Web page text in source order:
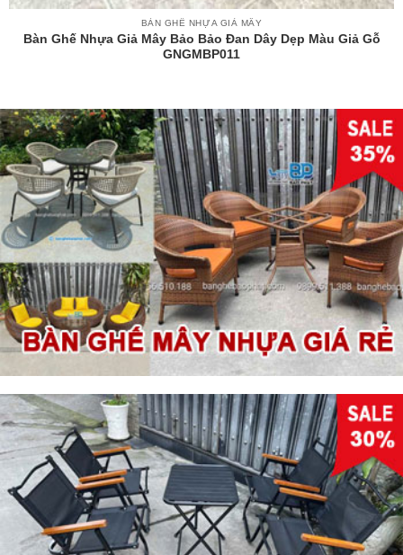
BÀN GHẾ NHỰA GIẢ MÂY
Bàn Ghế Nhựa Giả Mây Bảo Bảo Đan Dây Dẹp Màu Giả Gỗ
GNGMBP011